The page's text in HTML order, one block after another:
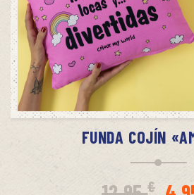
AÑADIR AL
FUNDA COJÍN
€ El